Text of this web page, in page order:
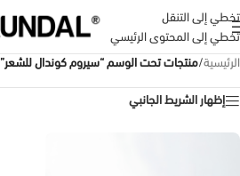
تخطي إلى التنقل
تخطي إلى المحتوى الرئيسي
الرئيسية/منتجات تحت الوسم “سيروم كوندال للشعر”
إظهار الشريط الجانبي